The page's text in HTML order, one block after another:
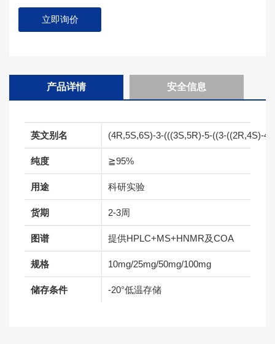
立即询价
产品详情 安全信息
英文别名 (4R,5S,6S)-3-(((3S,5R)-5-((3-((2R,4S)-
纯度 ≧95%
用途 科研实验
货期 2-3周
图谱 提供HPLC+MS+HNMR及COA
规格 10mg/25mg/50mg/100mg
储存条件 -20°低温存储